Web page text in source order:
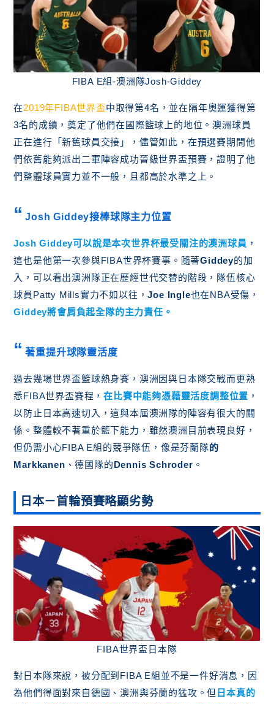
FIBA E組-澳洲隊Josh-Giddey
在2019年FIBA世界盃中取得第4名，並在隔年奧運獲得第
3名的成績，奠定了他們在國際籃球上的地位。澳洲球員
正在進行「新舊球員交接」，儘管如此，在預選賽期間他
們依舊能夠派出二軍陣容成功晉級世界盃預賽，證明了他
們整體球員實力並不一般，且都高於水準之上。
Josh Giddey接棒球隊主力位置
Josh Giddey可以說是本次世界杯最受關注的澳洲球員 ，
這也是他第一次參與FIBA世界杯賽事。隨著Giddey的加
入，可以看出澳洲隊正在歷經世代交替的階段，隊伍核心
球員Patty Mills實力不如以往，Joe Ingle也在NBA受傷，
Giddey將會肩負起全隊的主力責任 。
著重提升球隊靈活度
過去幾場世界盃籃球熱身賽，澳洲因與日本隊交戰而更熟
悉FIBA世界盃賽程，在比賽中能夠憑藉靈活度調整位置 ，
以防止日本高速切入，這與本屆澳洲隊的陣容有很大的關
係。整體較不著重於籃下能力，雖然澳洲目前表現良好，
但仍需小心FIBA E組的競爭隊伍，像是芬蘭隊的
Markkanen 、德國隊的Dennis Schroder 。
日本－首輪預賽略顯劣勢
FIBA世界盃日本隊
對日本隊來說，被分配到FIBA E組並不是一件好消息，因
為他們得面對來自德國、澳洲與芬蘭的猛攻。但 日本真的